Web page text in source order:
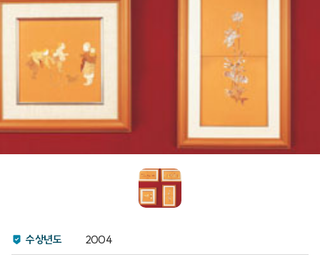
수상년도 2004